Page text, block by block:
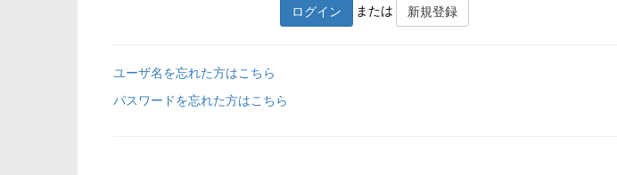
ログイン または 新規登録
ユーザ名を忘れた方はこちら
パスワードを忘れた方はこちら